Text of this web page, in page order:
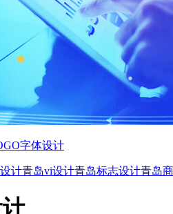
字体设计
计青岛vi设计青岛标志设计青岛